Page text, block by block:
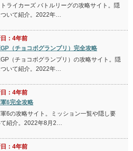
ライカーズ バトルリーグの攻略サイト。隠
ついて紹介。2022年…
：4年前
（チョコボグランプリ）完全攻略
（チョコボグランプリ）の攻略サイト。隠
ついて紹介。2022年…
：4年前
6完全攻略
6の攻略サイト。ミッション一覧や隠し要
紹介。2022年8月2…
：4年前